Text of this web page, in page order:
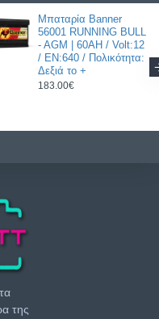
Μπαταρία Banner
56001 RUNNING BULL
- AGM | 60AH / Volt:12
/ EN:640 / Πολικότητα:
Δεξιά το +
183.00€
της